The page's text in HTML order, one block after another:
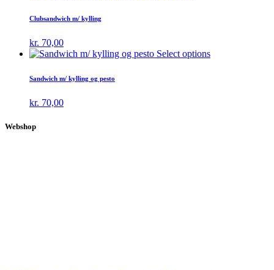
Clubsandwich m/ kylling
kr. 70,00
Select options
Sandwich m/ kylling og pesto
kr. 70,00
Webshop